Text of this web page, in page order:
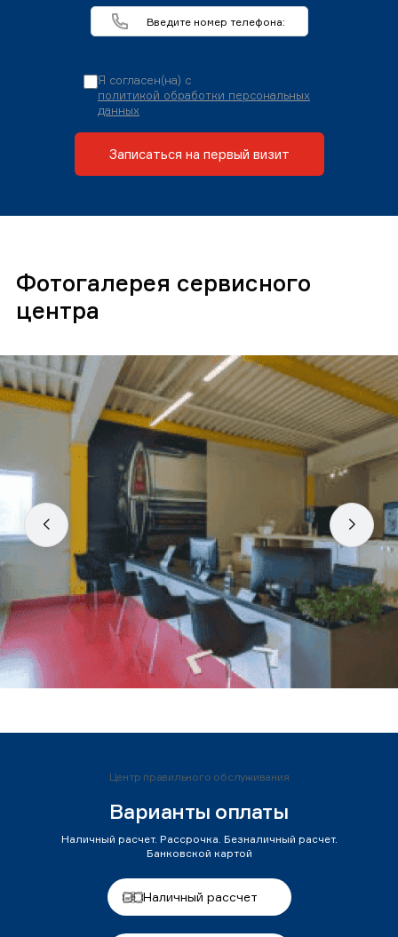
Я согласен(на) с
политикой обработки персональных
данных
Записаться на первый визит
Фотогалерея сервисного
центра
Центр правильного обслуживания
Варианты оплаты
Наличный расчет. Рассрочка. Безналичный расчет.
Банковской картой
Наличный рассчет